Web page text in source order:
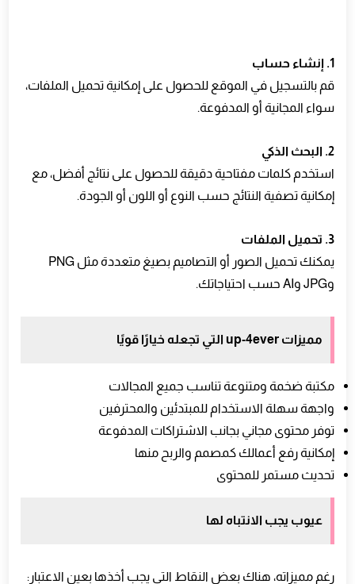
1. إنشاء حساب
قم بالتسجيل في الموقع للحصول على إمكانية تحميل الملفات،
سواء المجانية أو المدفوعة.
2. البحث الذكي
استخدم كلمات مفتاحية دقيقة للحصول على نتائج أفضل، مع
إمكانية تصفية النتائج حسب النوع أو اللون أو الجودة.
3. تحميل الملفات
يمكنك تحميل الصور أو التصاميم بصيغ متعددة مثل PNG
وJPG وAI حسب احتياجاتك.
مميزات up-4ever التي تجعله خيارًا قويًا
مكتبة ضخمة ومتنوعة تناسب جميع المجالات
واجهة سهلة الاستخدام للمبتدئين والمحترفين
توفر محتوى مجاني بجانب الاشتراكات المدفوعة
إمكانية رفع أعمالك كمصمم والربح منها
تحديث مستمر للمحتوى
عيوب يجب الانتباه لها
رغم مميزاته، هناك بعض النقاط التي يجب أخذها بعين الاعتبار: